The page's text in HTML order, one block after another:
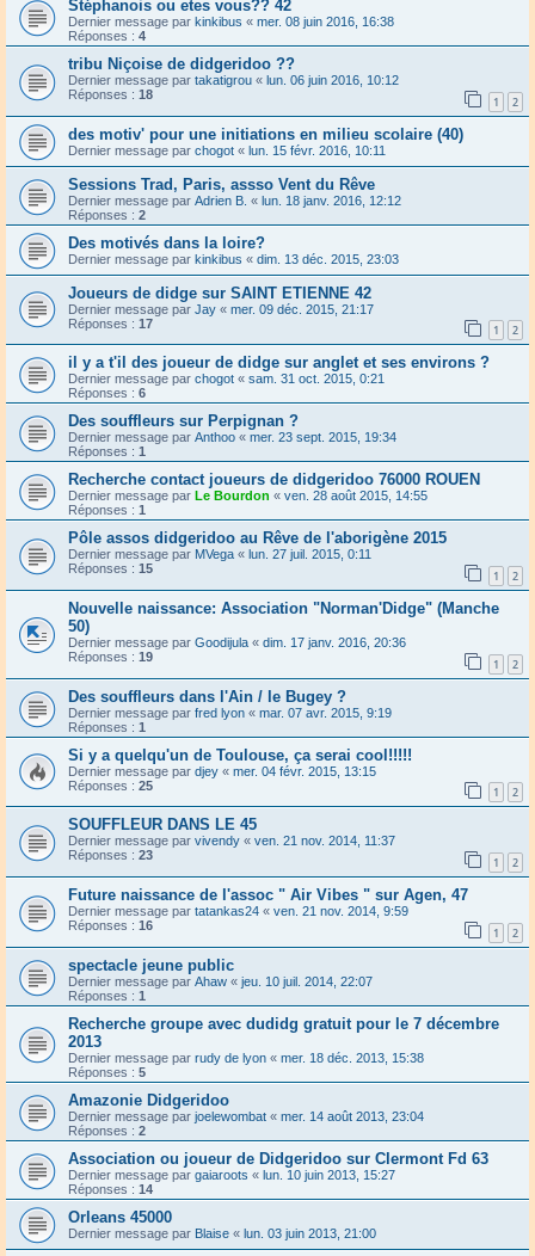
Stéphanois ou etes vous?? 42
Dernier message par kinkibus « mer. 08 juin 2016, 16:38
Réponses : 4
tribu Niçoise de didgeridoo ??
Dernier message par takatigrou « lun. 06 juin 2016, 10:12
Réponses : 18 1 2
des motiv' pour une initiations en milieu scolaire (40)
Dernier message par chogot « lun. 15 févr. 2016, 10:11
Sessions Trad, Paris, assso Vent du Rêve
Dernier message par Adrien B. « lun. 18 janv. 2016, 12:12
Réponses : 2
Des motivés dans la loire?
Dernier message par kinkibus « dim. 13 déc. 2015, 23:03
Joueurs de didge sur SAINT ETIENNE 42
Dernier message par Jay « mer. 09 déc. 2015, 21:17
Réponses : 17 1 2
il y a t'il des joueur de didge sur anglet et ses environs ?
Dernier message par chogot « sam. 31 oct. 2015, 0:21
Réponses : 6
Des souffleurs sur Perpignan ?
Dernier message par Anthoo « mer. 23 sept. 2015, 19:34
Réponses : 1
Recherche contact joueurs de didgeridoo 76000 ROUEN
Dernier message par Le Bourdon « ven. 28 août 2015, 14:55
Réponses : 1
Pôle assos didgeridoo au Rêve de l'aborigène 2015
Dernier message par MVega « lun. 27 juil. 2015, 0:11
Réponses : 15 1 2
Nouvelle naissance: Association "Norman'Didge" (Manche
50)
Dernier message par Goodijula « dim. 17 janv. 2016, 20:36
Réponses : 19 1 2
Des souffleurs dans l'Ain / le Bugey ?
Dernier message par fred lyon « mar. 07 avr. 2015, 9:19
Réponses : 1
Si y a quelqu'un de Toulouse, ça serai cool!!!!!
Dernier message par djey « mer. 04 févr. 2015, 13:15
Réponses : 25 1 2
SOUFFLEUR DANS LE 45
Dernier message par vivendy « ven. 21 nov. 2014, 11:37
Réponses : 23 1 2
Future naissance de l'assoc " Air Vibes " sur Agen, 47
Dernier message par tatankas24 « ven. 21 nov. 2014, 9:59
Réponses : 16 1 2
spectacle jeune public
Dernier message par Ahaw « jeu. 10 juil. 2014, 22:07
Réponses : 1
Recherche groupe avec dudidg gratuit pour le 7 décembre
2013
Dernier message par rudy de lyon « mer. 18 déc. 2013, 15:38
Réponses : 5
Amazonie Didgeridoo
Dernier message par joelewombat « mer. 14 août 2013, 23:04
Réponses : 2
Association ou joueur de Didgeridoo sur Clermont Fd 63
Dernier message par gaiaroots « lun. 10 juin 2013, 15:27
Réponses : 14
Orleans 45000
Dernier message par Blaise « lun. 03 juin 2013, 21:00